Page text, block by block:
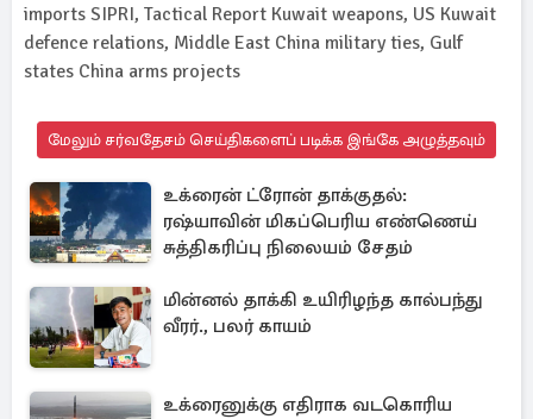
imports SIPRI, Tactical Report Kuwait weapons, US Kuwait
defence relations, Middle East China military ties, Gulf
states China arms projects
மேலும் சர்வதேசம் செய்திகளைப் படிக்க இங்கே அழுத்தவும்
உக்ரைன் ட்ரோன் தாக்குதல்:
ரஷ்யாவின் மிகப்பெரிய எண்ணெய்
சுத்திகரிப்பு நிலையம் சேதம்
மின்னல் தாக்கி உயிரிழந்த கால்பந்து
வீரர்., பலர் காயம்
உக்ரைனுக்கு எதிராக வடகொரிய